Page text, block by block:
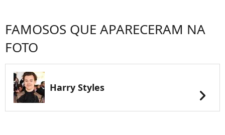
FAMOSOS QUE APARECERAM NA
FOTO
Harry Styles chevron_right